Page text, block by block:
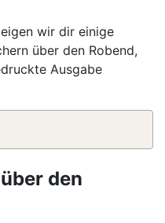
wir dir einige
über den Robend,
Ausgabe
den